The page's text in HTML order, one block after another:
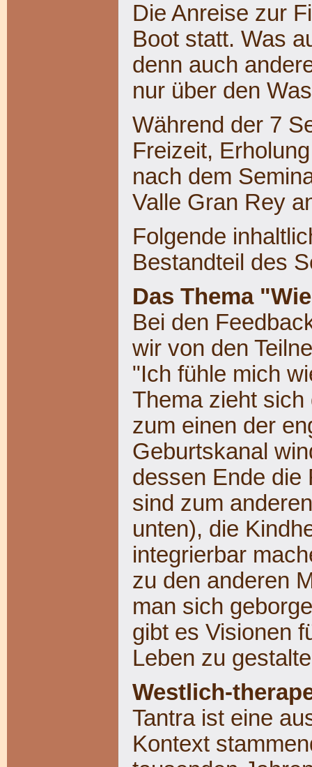
Die Anreise zur
Boot statt. Was
denn auch
nur über den
Während der 7
Freizeit,
nach dem
Valle Gran Rey
Folgende
Bestandteil des
Das Thema
Bei den
wir von den
"Ich fühle mich
Thema zieht
zum einen der
Geburtskanal
dessen Ende die
sind zum
unten), die
integrierbar
zu den anderen
man sich
gibt es Visionen
Leben zu
Westlich-
Tantra ist eine
Kontext